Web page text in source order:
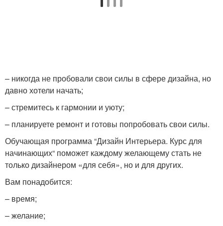
– никогда не пробовали свои силы в сфере дизайна, но
давно хотели начать;
– стремитесь к гармонии и уюту;
– планируете ремонт и готовы попробовать свои силы.
Обучающая программа “Дизайн Интерьера. Курс для
начинающих“ поможет каждому желающему стать не
только дизайнером «для себя», но и для других.
Вам понадобится:
– время;
– желание;